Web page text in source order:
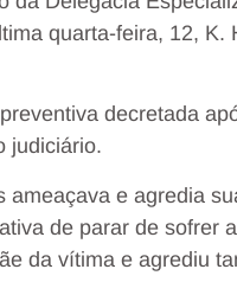
quarta-feira, 12, K.
decretada
judiciário.
ameaçava e agredia
de parar de sofrer
da vítima e agrediu